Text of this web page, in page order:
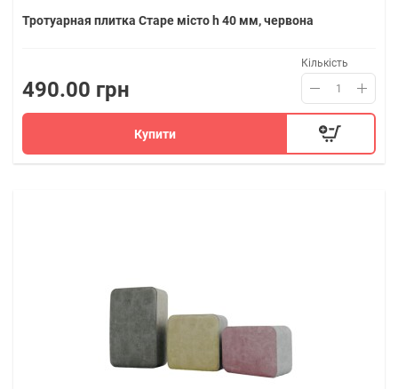
Тротуарная плитка Старе місто h 40 мм, червона
490.00 грн
Кількість
Купити